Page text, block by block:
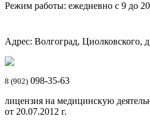
Режим работы: ежедневно с 9 до 20
Адрес: Волгоград, Циолковского,
8 (902) 098-35-63
лицензия на медицинскую
от 20.07.2012 г.